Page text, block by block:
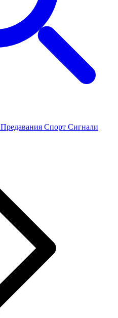
Предавания Спорт Сигнали